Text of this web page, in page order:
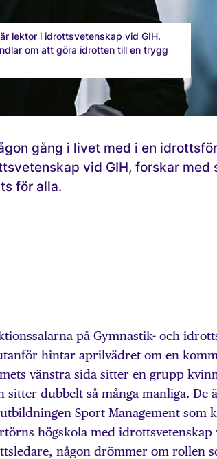
lektor i idrottsvetenskap vid GIH.
om att göra idrotten till en trygg
gång i livet med i en
vid GIH, forskar med
för alla.
på Gymnastik- och
hintar aprilvädret om en
vänstra sida sitter en grupp
sitter dubbelt så många manliga. De
Sport Management som
högskola med idrottsvetenskap
någon drömmer om rollen